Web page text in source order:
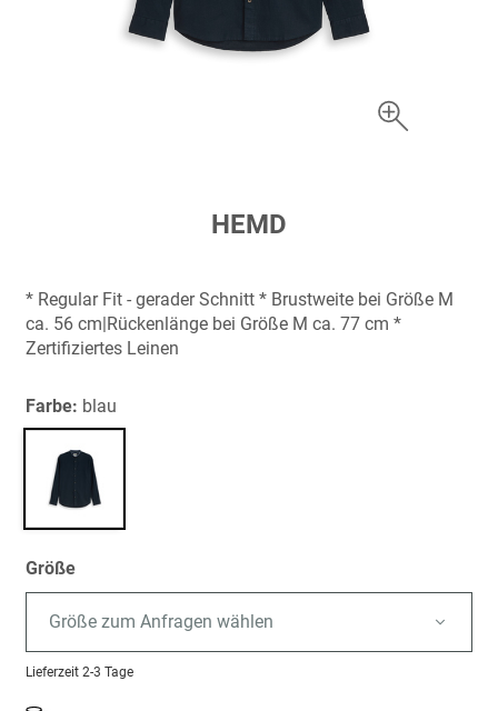
springen
HEMD
* Regular Fit - gerader Schnitt * Brustweite bei Größe M
ca. 56 cm|Rückenlänge bei Größe M ca. 77 cm *
Zertifiziertes Leinen
Farbe: blau
Größe
Größe zum Anfragen wählen
Lieferzeit 2-3 Tage